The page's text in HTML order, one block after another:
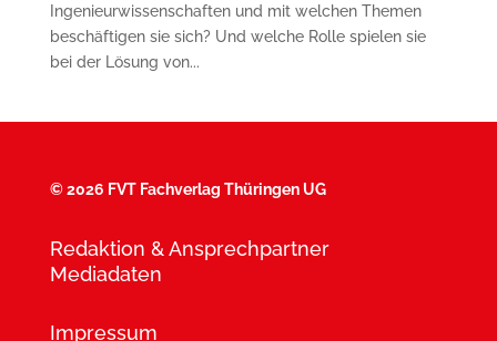
Ingenieurwissenschaften und mit welchen Themen
beschäftigen sie sich? Und welche Rolle spielen sie
bei der Lösung von...
©2026 FVT Fachverlag Thüringen UG
Redaktion & Ansprechpartner
Mediadaten
Impressum